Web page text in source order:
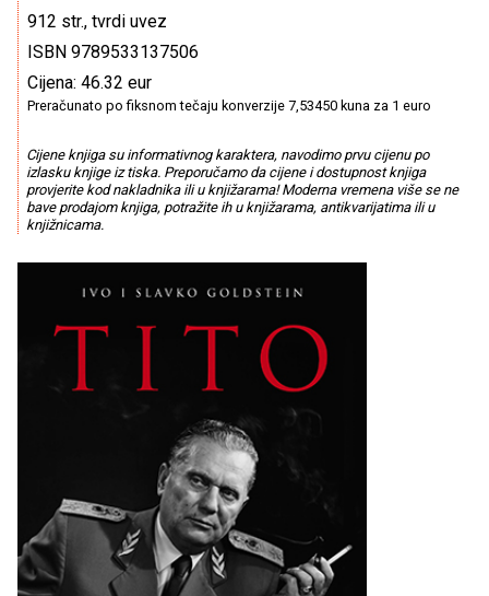
912 str., tvrdi uvez
ISBN 9789533137506
Cijena: 46.32 eur
Preračunato po fiksnom tečaju konverzije 7,53450 kuna za 1 euro
Cijene knjiga su informativnog karaktera, navodimo prvu cijenu po
izlasku knjige iz tiska. Preporučamo da cijene i dostupnost knjiga
provjerite kod nakladnika ili u knjižarama! Moderna vremena više se ne
bave prodajom knjiga, potražite ih u knjižarama, antikvarijatima ili u
knjižnicama.